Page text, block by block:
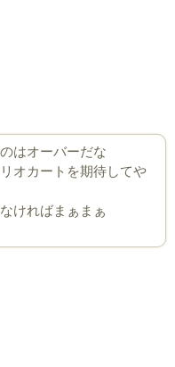
はオーバーだな
オカートを期待してや
ければまぁまぁ